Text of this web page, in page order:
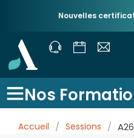
Nouvelles
Nos
Accueil / Sessions /